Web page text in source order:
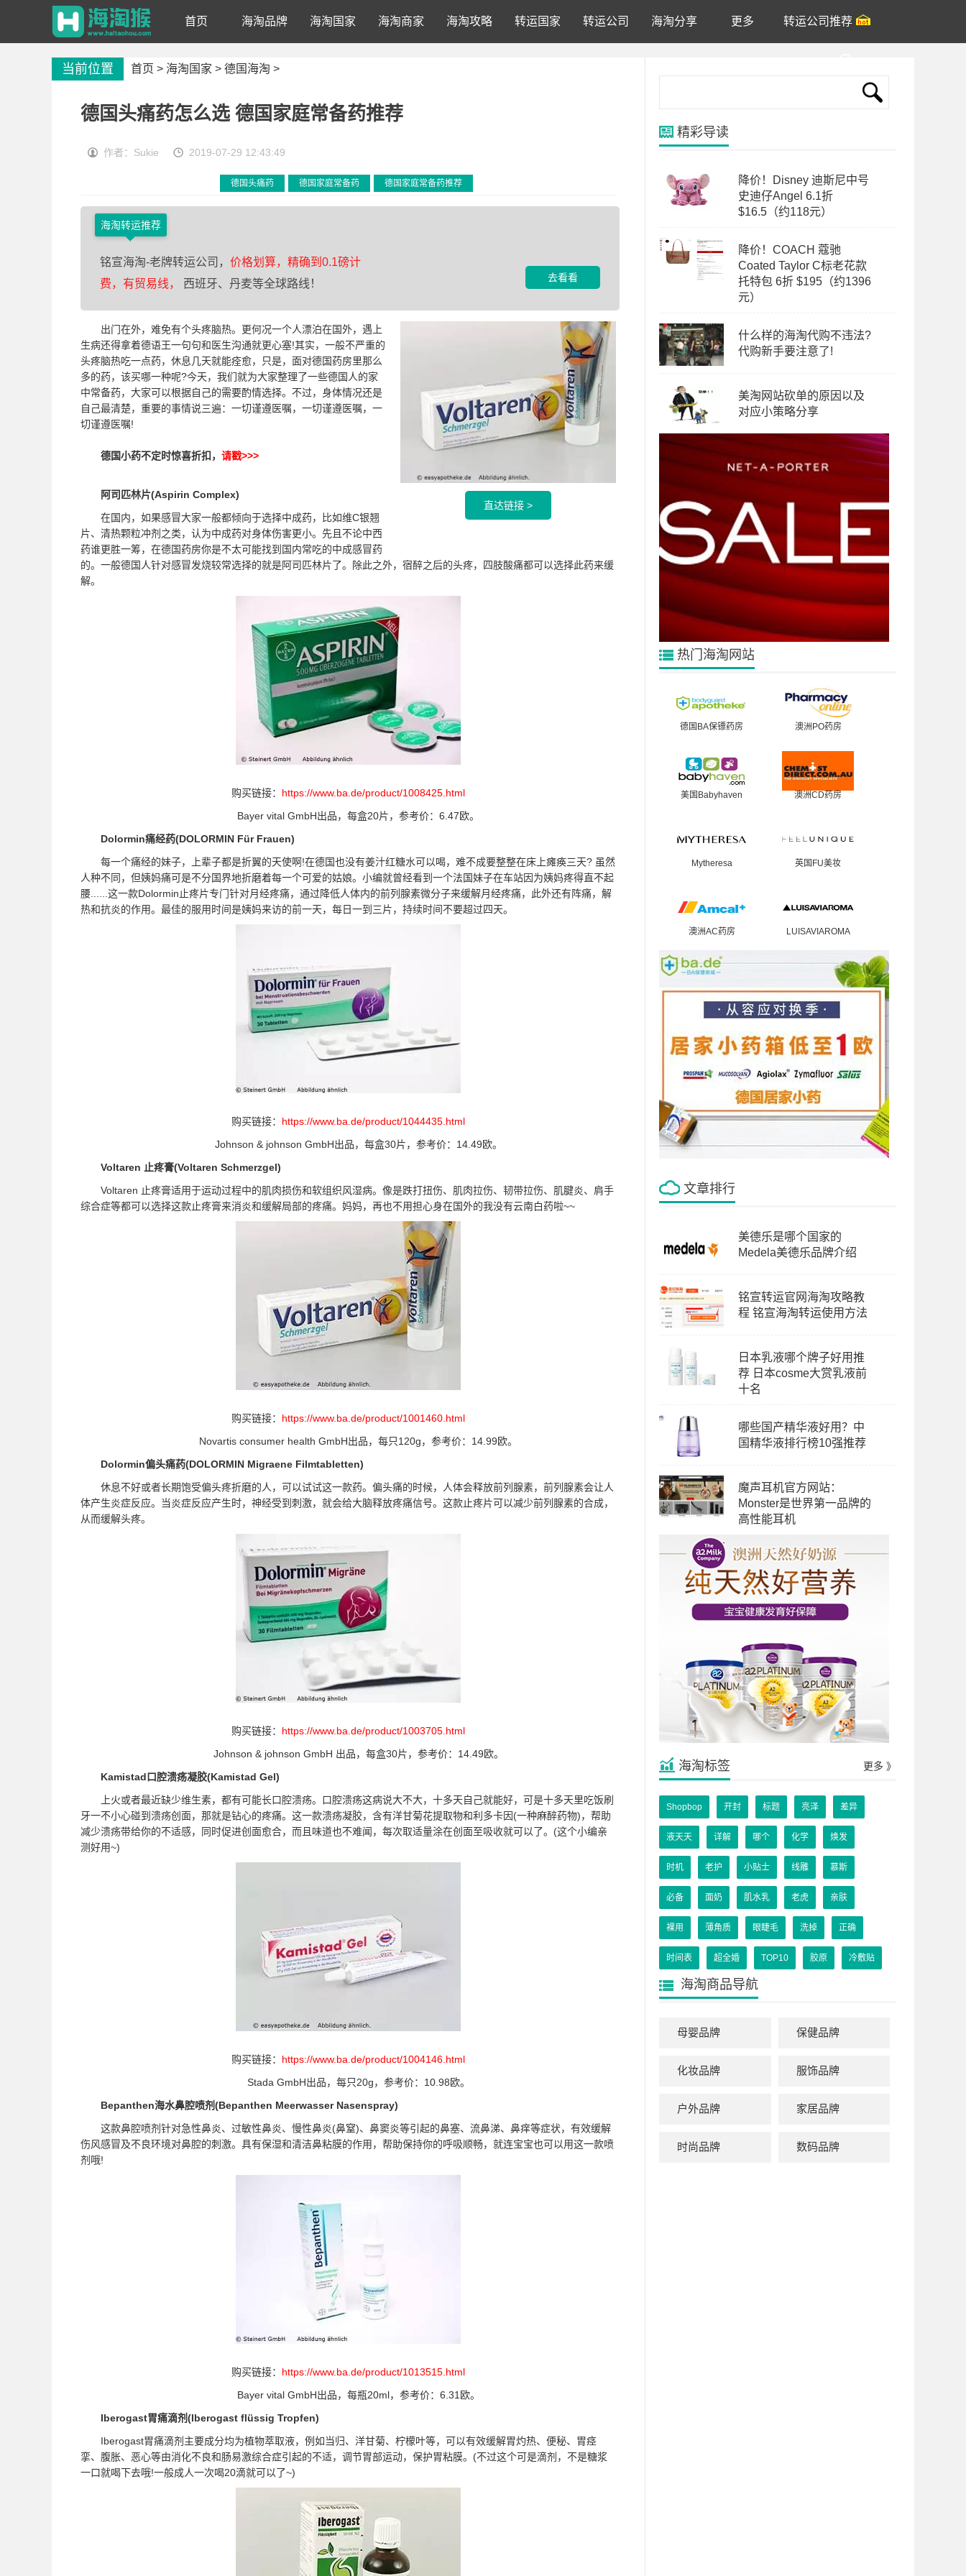
首页 海淘品牌 海淘国家 海淘商家 海淘攻略 转运国家 转运公司 海淘分享 更多 转运公司推荐
当前位置 首页 > 海淘国家 > 德国海淘 >
德国头痛药怎么选 德国家庭常备药推荐
作者：Sukie 2019-07-29 12:43:49
德国头痛药 德国家庭常备药 德国家庭常备药推荐
海淘转运推荐
铭宣海淘-老牌转运公司， 价格划算，精确到0.1磅计
费，有贸易线，
西班牙、丹麦等全球路线！ 去看看
直达链接 >
出门在外，难免有个头疼脑热。更何况一个人漂泊在国外，遇上
生病还得拿着德语王一句句和医生沟通就更心塞!其实，一般不严重的
头疼脑热吃一点药，休息几天就能痊愈，只是，面对德国药房里那么
多的药，该买哪一种呢?今天，我们就为大家整理了一些德国人的家
中常备药，大家可以根据自己的需要酌情选择。不过，身体情况还是
自己最清楚，重要的事情说三遍：一切谨遵医嘱，一切谨遵医嘱，一
切谨遵医嘱!
德国小药不定时惊喜折扣， 请戳>>>
阿司匹林片(Aspirin Complex)
在国内，如果感冒大家一般都倾向于选择中成药，比如维C银翘
片、清热颗粒冲剂之类，认为中成药对身体伤害更小。先且不论中西
药谁更胜一筹，在德国药房你是不太可能找到国内常吃的中成感冒药
的。一般德国人针对感冒发烧较常选择的就是阿司匹林片了。除此之外，宿醉之后的头疼，四肢酸痛都可以选择此药来缓
解。
购买链接： https://www.ba.de/product/1008425.html
Bayer vital GmbH出品，每盒20片，参考价：6.47欧。
Dolormin痛经药(DOLORMIN Für Frauen)
每一个痛经的妹子，上辈子都是折翼的天使啊!在德国也没有姜汁红糖水可以喝，难不成要整整在床上瘫痪三天? 虽然
人种不同，但姨妈痛可是不分国界地折磨着每一个可爱的姑娘。小编就曾经看到一个法国妹子在车站因为姨妈疼得直不起
腰......这一款Dolormin止疼片专门针对月经疼痛，通过降低人体内的前列腺素微分子来缓解月经疼痛，此外还有阵痛，解
热和抗炎的作用。最佳的服用时间是姨妈来访的前一天，每日一到三片，持续时间不要超过四天。
购买链接： https://www.ba.de/product/1044435.html
Johnson & johnson GmbH出品，每盒30片，参考价：14.49欧。
Voltaren 止疼膏(Voltaren Schmerzgel)
Voltaren 止疼膏适用于运动过程中的肌肉损伤和软组织风湿病。像是跌打扭伤、肌肉拉伤、韧带拉伤、肌腱炎、肩手
综合症等都可以选择这款止疼膏来消炎和缓解局部的疼痛。妈妈，再也不用担心身在国外的我没有云南白药啦~~
购买链接： https://www.ba.de/product/1001460.html
Novartis consumer health GmbH出品，每只120g，参考价：14.99欧。
Dolormin偏头痛药(DOLORMIN Migraene Filmtabletten)
休息不好或者长期饱受偏头疼折磨的人，可以试试这一款药。偏头痛的时候，人体会释放前列腺素，前列腺素会让人
体产生炎症反应。当炎症反应产生时，神经受到刺激，就会给大脑释放疼痛信号。这款止疼片可以减少前列腺素的合成，
从而缓解头疼。
购买链接： https://www.ba.de/product/1003705.html
Johnson & johnson GmbH 出品，每盒30片，参考价：14.49欧。
Kamistad口腔溃疡凝胶(Kamistad Gel)
上火或者最近缺少维生素，都有可能长口腔溃疡。口腔溃疡这病说大不大，十多天自己就能好，可是十多天里吃饭刷
牙一不小心碰到溃疡创面，那就是钻心的疼痛。这一款溃疡凝胶，含有洋甘菊花提取物和利多卡因(一种麻醉药物)，帮助
减少溃疡带给你的不适感，同时促进创面愈合，而且味道也不难闻，每次取适量涂在创面至吸收就可以了。(这个小编亲
测好用~)
购买链接： https://www.ba.de/product/1004146.html
Stada GmbH出品，每只20g，参考价：10.98欧。
Bepanthen海水鼻腔喷剂(Bepanthen Meerwasser Nasenspray)
这款鼻腔喷剂针对急性鼻炎、过敏性鼻炎、慢性鼻炎(鼻窒)、鼻窦炎等引起的鼻塞、流鼻涕、鼻痒等症状，有效缓解
伤风感冒及不良环境对鼻腔的刺激。具有保湿和清洁鼻粘膜的作用，帮助保持你的呼吸顺畅，就连宝宝也可以用这一款喷
剂哦!
购买链接： https://www.ba.de/product/1013515.html
Bayer vital GmbH出品，每瓶20ml，参考价：6.31欧。
Iberogast胃痛滴剂(Iberogast flüssig Tropfen)
Iberogast胃痛滴剂主要成分均为植物萃取液，例如当归、洋甘菊、柠檬叶等，可以有效缓解胃灼热、便秘、胃痉
挛、腹胀、恶心等由消化不良和肠易激综合症引起的不适，调节胃部运动，保护胃粘膜。(不过这个可是滴剂，不是糖浆
一口就喝下去哦!一般成人一次喝20滴就可以了~)
精彩导读
降价！Disney 迪斯尼中号
史迪仔Angel 6.1折
$16.5（约118元）
降价！COACH 蔻驰
Coated Taylor C标老花款
托特包 6折 $195（约1396
元）
什么样的海淘代购不违法?
代购新手要注意了!
美淘网站砍单的原因以及
对应小策略分享
热门海淘网站
德国BA保镖药房 澳洲PO药房
美国Babyhaven 澳洲CD药房
Mytheresa 英国FU美妆
澳洲AC药房 LUISAVIAROMA
文章排行
美德乐是哪个国家的
Medela美德乐品牌介绍
铭宣转运官网海淘攻略教
程 铭宣海淘转运使用方法
日本乳液哪个牌子好用推
荐 日本cosme大赏乳液前
十名
哪些国产精华液好用？中
国精华液排行榜10强推荐
魔声耳机官方网站：
Monster是世界第一品牌的
高性能耳机
海淘标签 更多 》
Shopbop 开封 标题 亮泽 差异
液天天 详解 哪个 化学 焕发
时机 老护 小贴士 线雕 慕斯
必备 面奶 肌水乳 老虎 亲肤
裸用 薄角质 眼睫毛 洗掉 正确
时间表 超全婚 TOP10 胶原 冷敷贴
海淘商品导航
母婴品牌 保健品牌
化妆品牌 服饰品牌
户外品牌 家居品牌
时尚品牌 数码品牌